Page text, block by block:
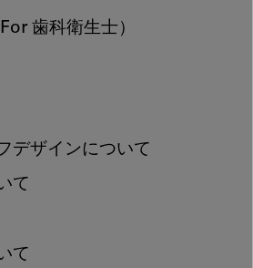
For 歯科衛生士）
デザインについて
て
て